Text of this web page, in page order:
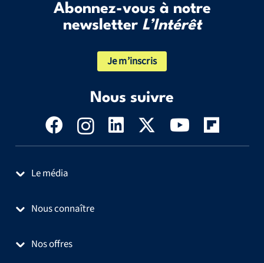
Abonnez-vous à notre
newsletter L’Intérêt
Je m’inscris
Nous suivre
Le média
Nous connaître
Nos offres